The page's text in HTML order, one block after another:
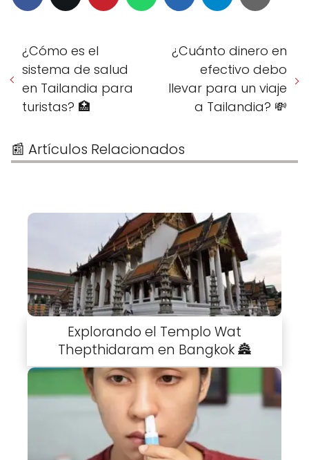
¿Cómo es el
sistema de salud
en Tailandia para
turistas? 🏥
¿Cuánto dinero en
efectivo debo
llevar para un viaje
a Tailandia? 💸
📰 Artículos Relacionados
Explorando el Templo Wat
Thepthidaram en Bangkok 🏯